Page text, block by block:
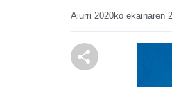
Aiurri 2020ko ekainaren